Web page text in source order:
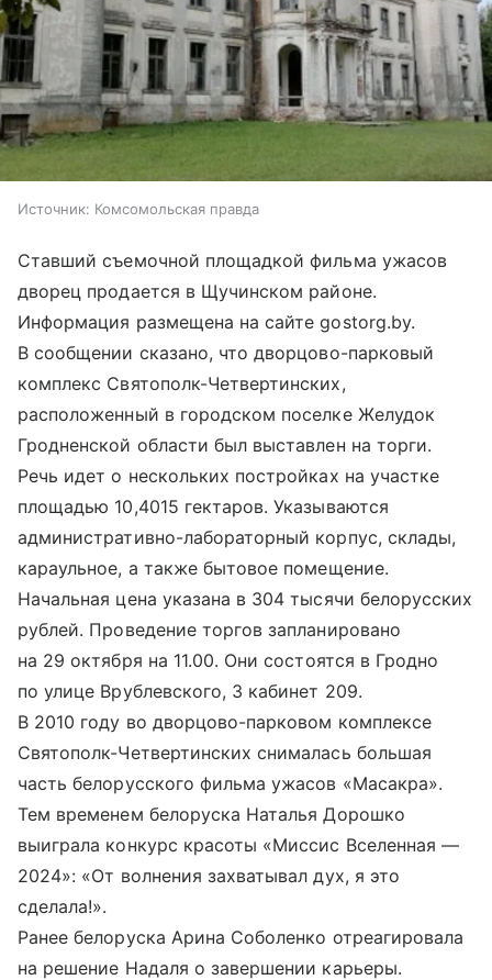
Источник: Комсомольская правда
Ставший съемочной площадкой фильма ужасов
дворец продается в Щучинском районе.
Информация размещена на сайте gostorg.by.
В сообщении сказано, что дворцово-парковый
комплекс Святополк-Четвертинских,
расположенный в городском поселке Желудок
Гродненской области был выставлен на торги.
Речь идет о нескольких постройках на участке
площадью 10,4015 гектаров. Указываются
административно-лабораторный корпус, склады,
караульное, а также бытовое помещение.
Начальная цена указана в 304 тысячи белорусских
рублей. Проведение торгов запланировано
на 29 октября на 11.00. Они состоятся в Гродно
по улице Врублевского, 3 кабинет 209.
В 2010 году во дворцово-парковом комплексе
Святополк-Четвертинских снималась большая
часть белорусского фильма ужасов «Масакра».
Тем временем белоруска Наталья Дорошко
выиграла конкурс красоты «Миссис Вселенная —
2024»: «От волнения захватывал дух, я это
сделала!».
Ранее белоруска Арина Соболенко отреагировала
на решение Надаля о завершении карьеры.